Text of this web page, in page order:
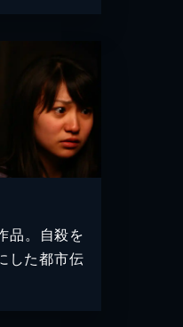
品。自殺を
した都市伝